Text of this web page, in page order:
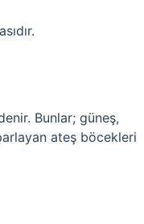
Bunlar; güneş,
ateş böcekleri